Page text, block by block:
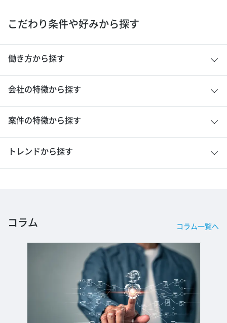
こだわり条件や好みから探す
働き方から探す
会社の特徴から探す
案件の特徴から探す
トレンドから探す
コラム コラム一覧へ